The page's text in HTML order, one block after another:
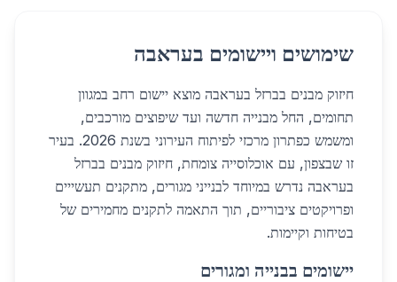
שימושים ויישומים בעראבה
חיזוק מבנים בברזל בעראבה מוצא יישום רחב במגוון
תחומים, החל מבנייה חדשה ועד שיפוצים מורכבים,
ומשמש כפתרון מרכזי לפיתוח העירוני בשנת 2026. בעיר
זו שבצפון, עם אוכלוסייה צומחת, חיזוק מבנים בברזל
בעראבה נדרש במיוחד לבנייני מגורים, מתקנים תעשייים
ופרויקטים ציבוריים, תוך התאמה לתקנים מחמירים של
בטיחות וקיימות.
יישומים בבנייה ומגורים